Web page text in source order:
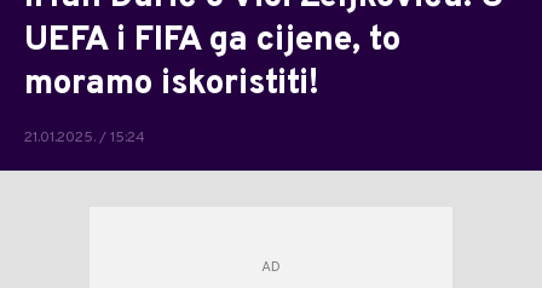
UEFA i FIFA ga cijene, to
moramo iskoristiti!
21.01.2025. / 15:24